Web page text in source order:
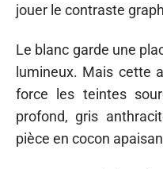
jouer le contraste
Le blanc garde une
lumineux. Mais cette
force les teintes
profond, gris
pièce en cocon